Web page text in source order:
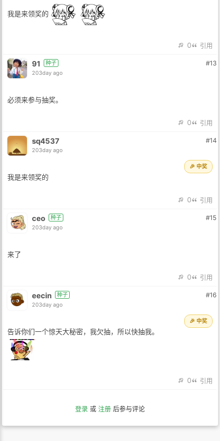
我是来领奖的
0 引用
91
种子
203day ago
#13
必须来参与抽奖。
0 引用
sq4537
203day ago
#14
🎉 中奖
我是来领奖的
0 引用
ceo
种子
203day ago
#15
来了
0 引用
eecin
种子
203day ago
#16
🎉 中奖
告诉你们一个惊天大秘密，我欠抽，所以快抽我。
0 引用
登录 或 注册 后参与评论